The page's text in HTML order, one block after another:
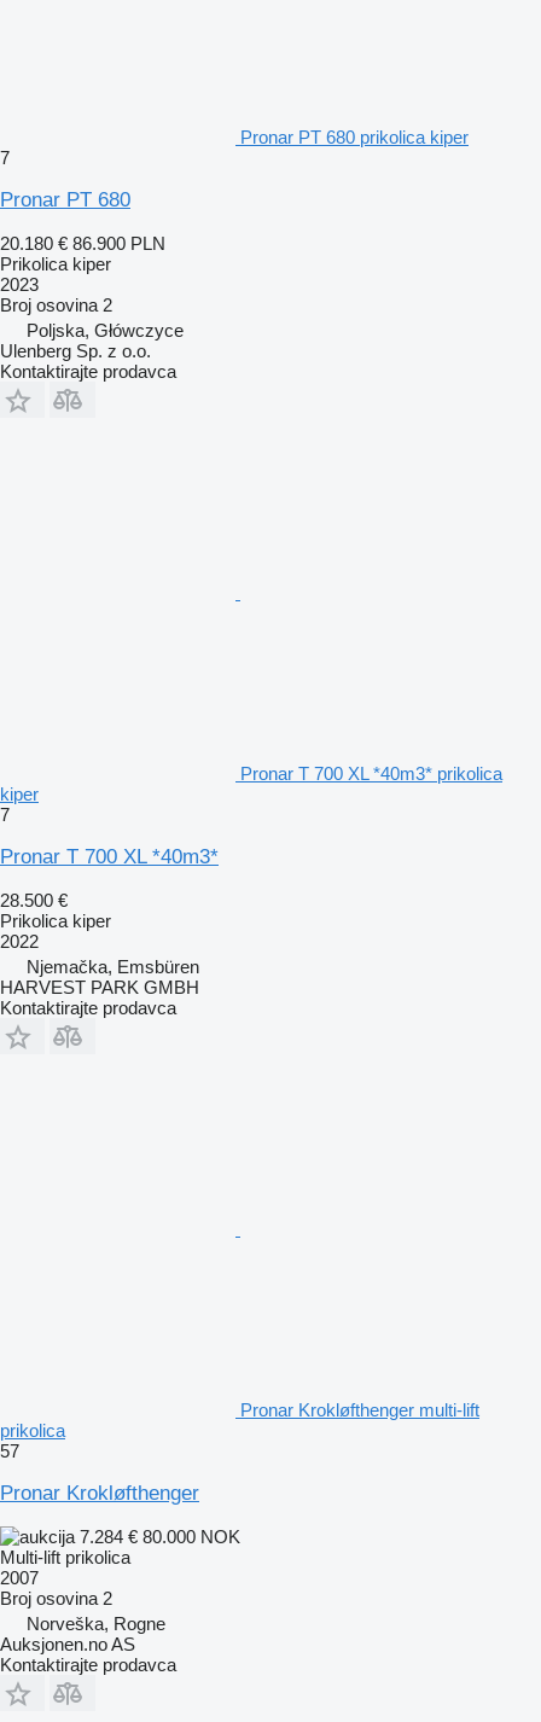
Pronar PT 680 prikolica kiper
7
Pronar PT 680
20.180 € 86.900 PLN
Prikolica kiper
2023
Broj osovina 2
Poljska, Główczyce
Ulenberg Sp. z o.o.
Kontaktirajte prodavca
Pronar T 700 XL *40m3* prikolica
kiper
7
Pronar T 700 XL *40m3*
28.500 €
Prikolica kiper
2022
Njemačka, Emsbüren
HARVEST PARK GMBH
Kontaktirajte prodavca
Pronar Krokløfthenger multi-lift
prikolica
57
Pronar Krokløfthenger
7.284 € 80.000 NOK
Multi-lift prikolica
2007
Broj osovina 2
Norveška, Rogne
Auksjonen.no AS
Kontaktirajte prodavca